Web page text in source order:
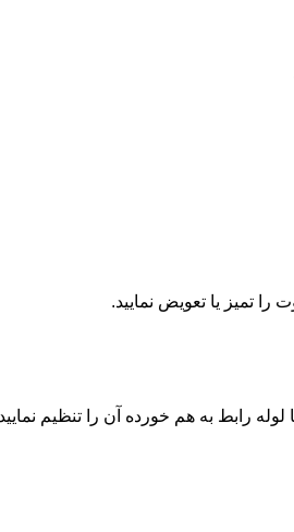
تمیز یا تعویض نمایید.
رابط به هم خورده آن را تنظیم